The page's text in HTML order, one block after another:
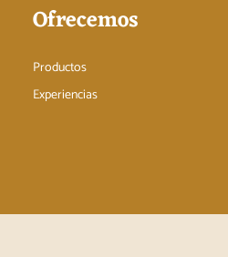
Ofrecemos
Productos
Experiencias